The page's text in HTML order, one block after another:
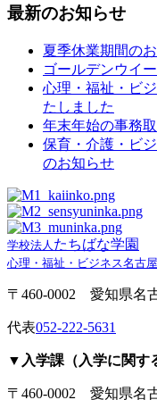
最新のお知らせ
夏季休業期間の
ゴールデンウイ
心理・福祉・ビ
たしました
年末年始の事務
保育・介護・ビ
のお知らせ
学校法人 たちばな学園
心理・福祉・ビジネス名古
〒460-0002 愛知県名
代表052-222-5631
▼入学課（入学に関す
〒460-0002 愛知県名